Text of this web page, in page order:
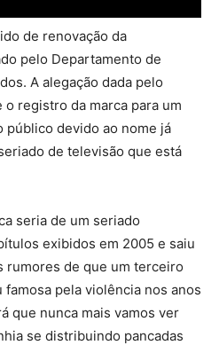
de renovação da
pelo Departamento de
A alegação dada pelo
registro da marca para um
público devido ao nome já
de televisão que está
seria de um seriado
exibidos em 2005 e saiu
rumores de que um terceiro
pela violência nos anos
que nunca mais vamos ver
se distribuindo pancadas